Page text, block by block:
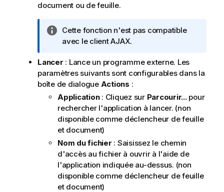
document ou de feuille.
N
o
e
I
n
f
o
r
m
a
t
i
o
n
Cette fonction n'est pas compatible
avec le client AJAX.
Lancer : Lance un programme externe. Les
paramètres suivants sont configurables dans la
boîte de dialogue Actions :
Application: Cliquez sur Parcourir...pour
rechercher l'application à lancer. (non
disponible comme déclencheur de feuille
et document)
Nom du fichier : Saisissez le chemin
d'accès au fichier à ouvrir à l'aide de
l'application indiquée au-dessus. (non
disponible comme déclencheur de feuille
et document)